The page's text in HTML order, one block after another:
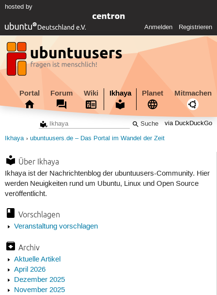
hosted by
Anmelden Registrieren
Portal Forum Wiki Ikhaya Planet Mitmachen
via DuckDuckGo
Ikhaya ubuntuusers.de – Das Portal im Wandel der Zeit
Über Ikhaya
Ikhaya ist der Nachrichtenblog der ubuntuusers-Community. Hier
werden Neuigkeiten rund um Ubuntu, Linux und Open Source
veröffentlicht.
Vorschlagen
Veranstaltung vorschlagen
Archiv
Aktuelle Artikel
April 2026
Dezember 2025
November 2025